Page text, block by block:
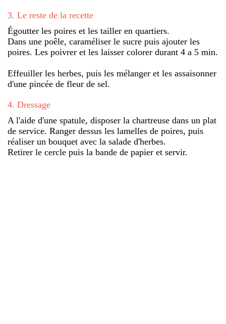
3. Le reste de la recette
Égoutter les poires et les tailler en quartiers.
Dans une poêle, caraméliser le sucre puis ajouter les
poires. Les poivrer et les laisser colorer durant 4 a 5 min.
Effeuiller les herbes, puis les mélanger et les assaisonner
d'une pincée de fleur de sel.
4. Dressage
A l'aide d'une spatule, disposer la chartreuse dans un plat
de service. Ranger dessus les lamelles de poires, puis
réaliser un bouquet avec la salade d'herbes.
Retirer le cercle puis la bande de papier et servir.